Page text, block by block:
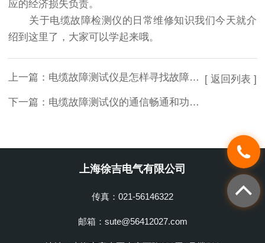
应的经济损失负责。
关于电缆故障检测仪的日常维修知识我们今天就介
绍到这里了，大家可以学起来哦。
上一篇： 电缆故障测试仪是怎样寻找故障轨迹的？
下一篇： 电缆故障测试仪的通信畅通和功率的传输取决于电缆线路的正常运行
[ 返回列表 ]
上海徐吉电气有限公司
传真：021-56146322
邮箱：sute@56412027.com